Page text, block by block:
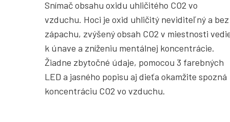
Snímač obsahu oxidu uhličitého CO2 vo
vzduchu. Hoci je oxid uhličitý neviditeľný a bez
zápachu, zvýšený obsah CO2 v miestnosti
k únave a zníženiu mentálnej koncentrácie.
Žiadne zbytočné údaje, pomocou 3 farebných
LED a jasného popisu aj dieťa okamžite spozná
koncentráciu CO2 vo vzduchu.